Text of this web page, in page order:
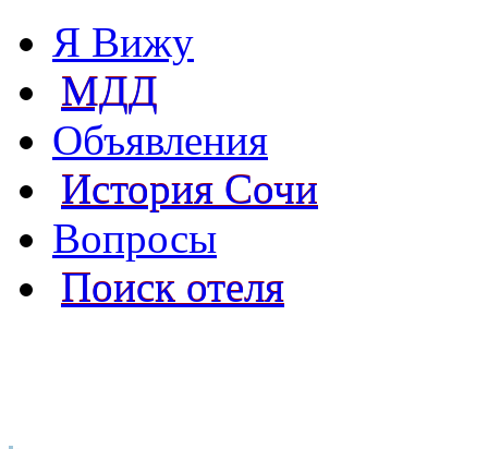
Я Вижу
МДД
Объявления
История Сочи
Вопросы
Поиск отеля